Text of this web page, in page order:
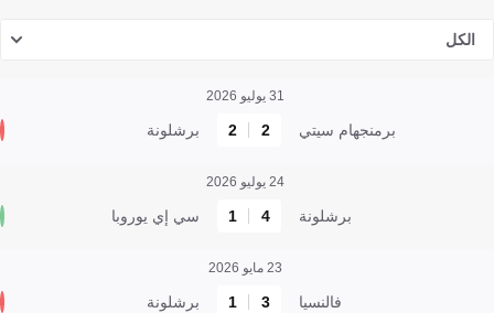
الكل
31 يوليو 2026
برمنجهام سيتي 2
2 برشلونة
24 يوليو 2026
برشلونة 4
1 سي إي يوروبا
23 مايو 2026
فالنسيا 3
1 برشلونة